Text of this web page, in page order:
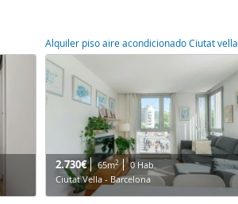
Alquiler piso aire acondicionado Ciutat vella
2.730€ 65m2
0 Hab.
Ciutat Vella - Barcelona